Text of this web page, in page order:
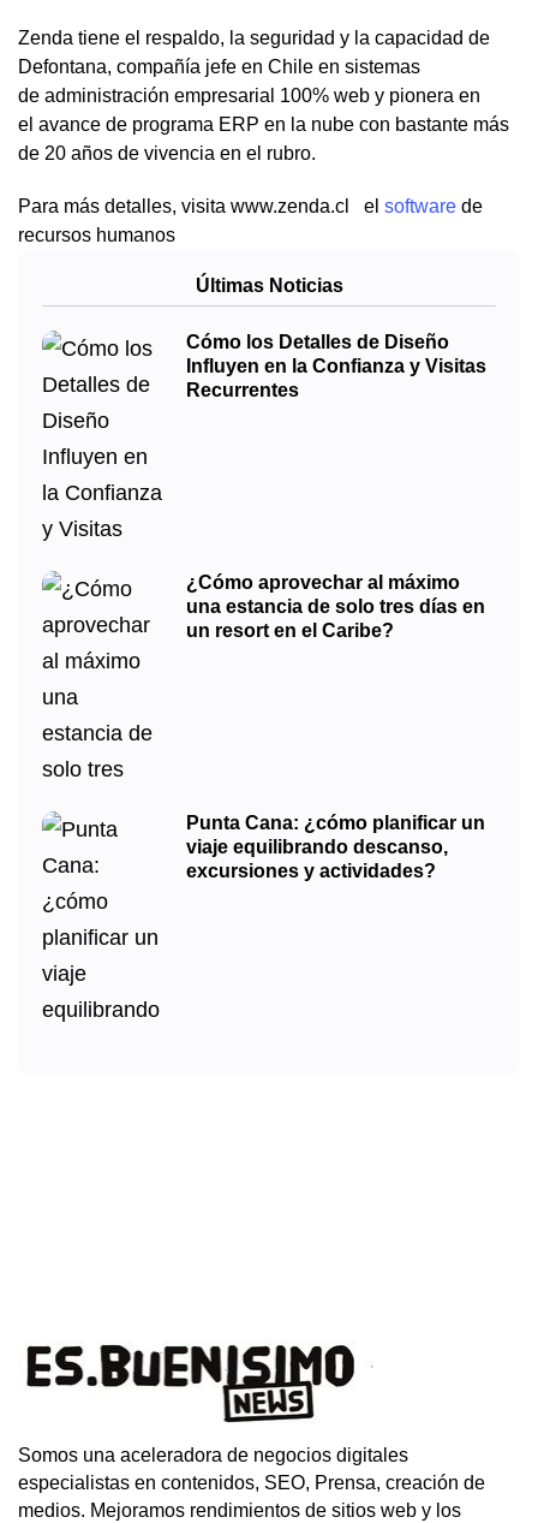
Zenda tiene el respaldo, la seguridad y la capacidad de
Defontana, compañía jefe en Chile en sistemas
de administración empresarial 100% web y pionera en
el avance de programa ERP en la nube con bastante más
de 20 años de vivencia en el rubro.
Para más detalles, visita www.zenda.cl el software de
recursos humanos
Últimas Noticias
Cómo los Detalles de Diseño
Influyen en la Confianza y Visitas
Recurrentes
¿Cómo aprovechar al máximo
una estancia de solo tres días en
un resort en el Caribe?
Punta Cana: ¿cómo planificar un
viaje equilibrando descanso,
excursiones y actividades?
Somos una aceleradora de negocios digitales
especialistas en contenidos, SEO, Prensa, creación de
medios. Mejoramos rendimientos de sitios web y los